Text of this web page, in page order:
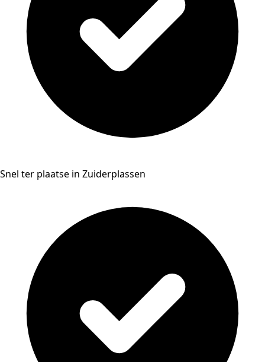
Snel ter plaatse in Zuiderplassen